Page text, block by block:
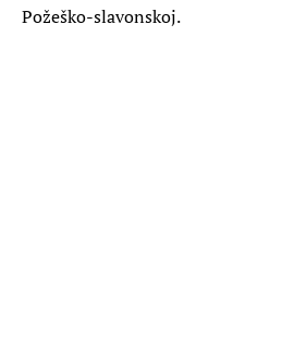
Požeško-slavonskoj.